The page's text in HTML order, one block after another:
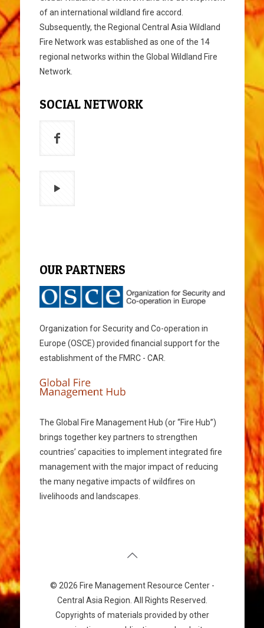
of an international wildland fire accord.
Subsequently, the Regional Central Asia Wildland
Fire Network was established as one of the 14
regional networks within the Global Wildland Fire
Network.
SOCIAL NETWORK
OUR PARTNERS
Organization for Security and Co-operation in
Europe (OSCE) provided financial support for the
establishment of the FMRC - CAR.
The Global Fire Management Hub (or “Fire Hub”)
brings together key partners to strengthen
countries’ capacities to implement integrated fire
management with the major impact of reducing
the many negative impacts of wildfires on
livelihoods and landscapes.
© 2026 Fire Management Resource Center -
Central Asia Region. All Rights Reserved.
Copyrights of materials provided by other